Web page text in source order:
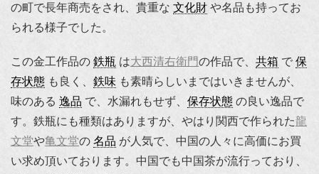
の町で長年商売をされ、貴重な 文化財 や名品も持ってお
られる様子でした。
この金工作品の 鉄瓶 は大西清右衛門の作品で、 共箱 で保
存状態 も良く、 鉄味 も素晴らしいまではいきませんが、
味のある 逸品 で、水漏れもせず、 保存状態 の良い逸品で
す。鉄瓶にも種類はありますが、やはり関西で作られた龍
文堂や亀文堂の 名品 が人気で、中国の人々に高価にお買
い求め頂いております。中国でも中国茶が流行っており、